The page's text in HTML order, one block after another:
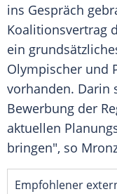
ins Gespräch
Koalitionsvertrag
ein
Olympischer und
vorhanden. Darin
Bewerbung der
aktuellen
bringen", so
Empfohlener